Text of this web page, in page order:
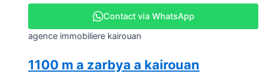
Contact via WhatsApp
agence immobiliere kairouan
1100 m a zarbya a kairouan